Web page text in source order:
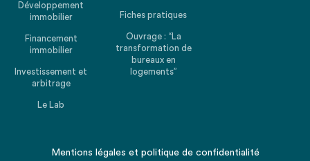
Développement
immobilier
Financement
immobilier
Investissement et
arbitrage
Le Lab
Fiches pratiques
Ouvrage : “La
transformation de
bureaux en
logements”
Mentions légales et politique de confidentialité